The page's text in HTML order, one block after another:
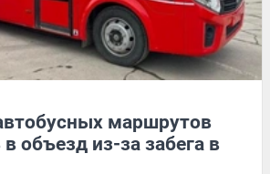
маршрутов
объезд из-за забега в